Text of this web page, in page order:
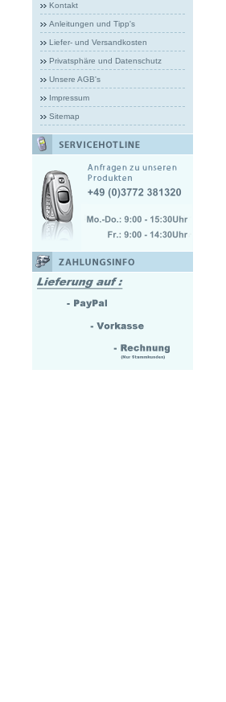
Kontakt
Anleitungen und Tipp's
Liefer- und Versandkosten
Privatsphäre und Datenschutz
Unsere AGB's
Impressum
Sitemap